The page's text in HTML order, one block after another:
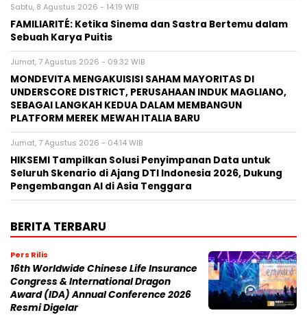
Sabtu, 8 Agustus 2026 - 14:19 WIB
FAMILIARITÉ: Ketika Sinema dan Sastra Bertemu dalam
Sebuah Karya Puitis
Jumat, 7 Agustus 2026 - 09:32 WIB
MONDEVITA MENGAKUISISI SAHAM MAYORITAS DI
UNDERSCORE DISTRICT, PERUSAHAAN INDUK MAGLIANO,
SEBAGAI LANGKAH KEDUA DALAM MEMBANGUN
PLATFORM MEREK MEWAH ITALIA BARU
Jumat, 7 Agustus 2026 - 04:14 WIB
HIKSEMI Tampilkan Solusi Penyimpanan Data untuk
Seluruh Skenario di Ajang DTI Indonesia 2026, Dukung
Pengembangan AI di Asia Tenggara
BERITA TERBARU
Pers Rilis
16th Worldwide Chinese Life Insurance
Congress & International Dragon
Award (IDA) Annual Conference 2026
Resmi Digelar